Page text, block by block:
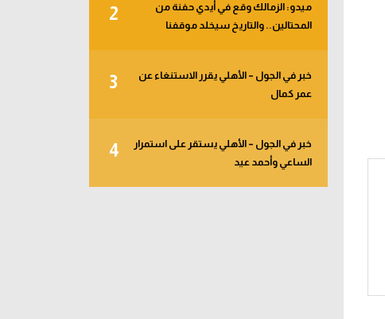
2
ميدو: الزمالك وقع في أيدي حفنة من
المحتالين.. والتاريخ سيخلد موقفنا
3
خبر في الجول – الأهلي يقرر الاستنغاء عن
عمر كمال
4
خبر في الجول – الأهلي يستقر على استمرار
الساعي وأحمد عيد